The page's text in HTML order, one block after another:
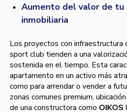
Aumento del valor de tu
inmobiliaria
Los proyectos con infraestructura
sport club tienden a una
sostenida en el tiempo. Esta
apartamento en un activo más
como para arrendar o vender a
zonas comunes premium,
de una constructora como OIKOS